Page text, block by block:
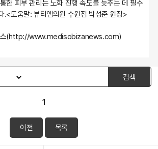
한 피부 관리는 노화 진행 속도를 늦추는 데 필수
.<도움말: 뷰티엠의원 수원점 박성준 원장>
스(http://www.medisobizanews.com)
검색
1
이전 목록